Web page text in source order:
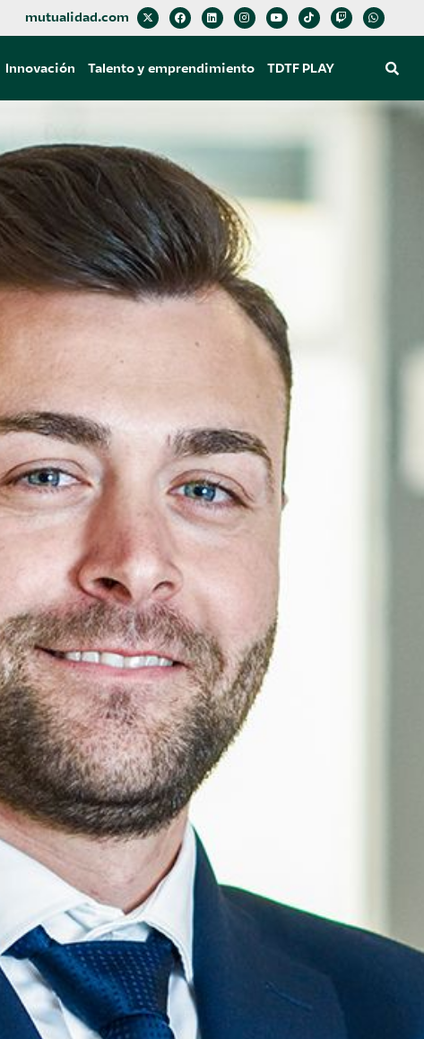
mutualidad.com
Innovación Talento y emprendimiento TDTF PLAY